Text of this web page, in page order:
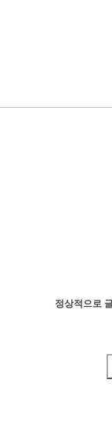
정상적으로